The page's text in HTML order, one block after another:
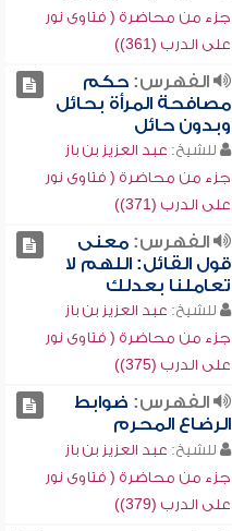
جزء من محاضرة ( فتاوى نور
على الدرب (361))
الفهرس:حكم
مصافحة المرأة بحائل
وبدون حائل
للشيخ: عبد العزيز بن باز
جزء من محاضرة ( فتاوى نور
على الدرب (371))
الفهرس:معنى
قول القائل: اللهم لا
تعاملنا بعدلك
للشيخ: عبد العزيز بن باز
جزء من محاضرة ( فتاوى نور
على الدرب (375))
الفهرس: ضوابط
الرضاع المحرم
للشيخ: عبد العزيز بن باز
جزء من محاضرة ( فتاوى نور
على الدرب (379))